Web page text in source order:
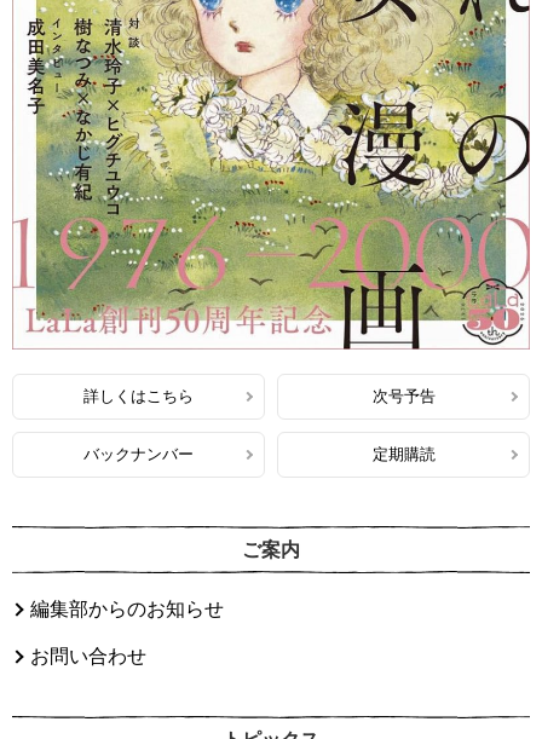
詳しくはこちら 次号予告
バックナンバー 定期購読
ご案内
編集部からのお知らせ
お問い合わせ